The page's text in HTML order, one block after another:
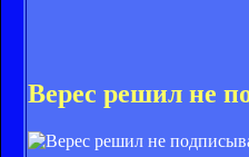
Верес решил не